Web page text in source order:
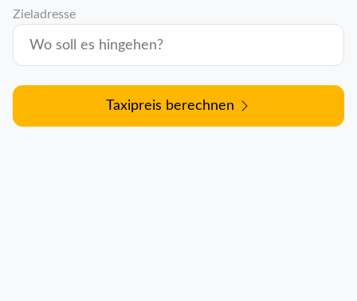
Zieladresse
Taxipreis berechnen